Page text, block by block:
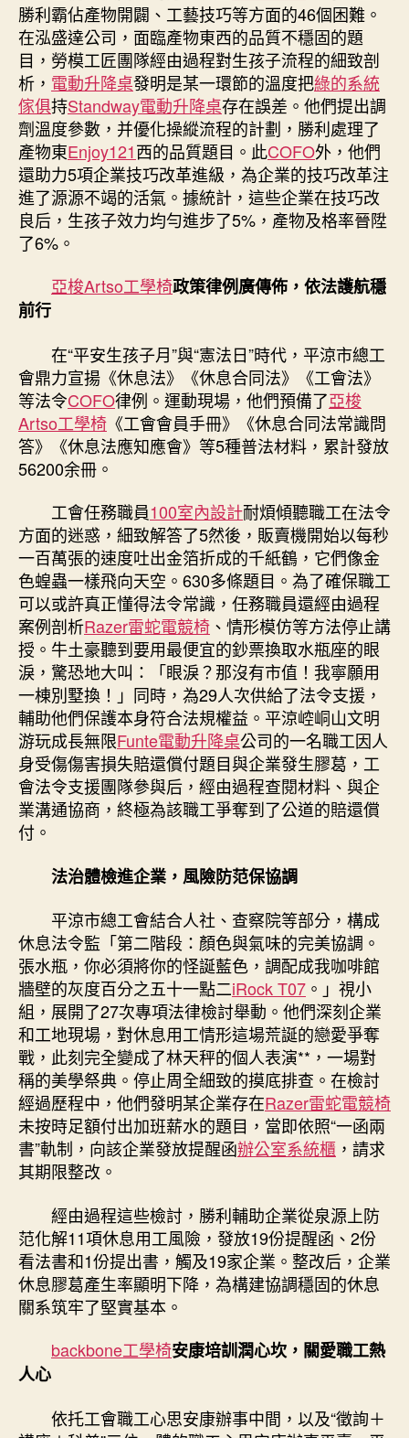
勝利霸佔產物開闢、工藝技巧等方面的46個困難。
在泓盛達公司，面臨產物東西的品質不穩固的題
目，勞模工匠團隊經由過程對生孩子流程的細致剖
析， 電動升降桌發明是某一環節的溫度把綠的系統
傢俱持Standway電動升降桌存在誤差。他們提出調
劑溫度參數，并優化操縱流程的計劃，勝利處理了
產物東Enjoy121西的品質題目。此COFO外，他們
還助力5項企業技巧改革進級，為企業的技巧改革注
進了源源不竭的活氣。據統計，這些企業在技巧改
良后，生孩子效力均勻進步了5%，產物及格率晉陞
了6%。
亞梭Artso工學椅政策律例廣傳佈，依法護航穩
前行
在“平安生孩子月”與“憲法日”時代，平涼市總工
會鼎力宣揚《休息法》《休息合同法》《工會法》
等法令COFO律例。運動現場，他們預備了亞梭
Artso工學椅 《工會會員手冊》《休息合同法常識問
答》《休息法應知應會》等5種普法材料，累計發放
56200余冊。
工會任務職員100室內設計耐煩傾聽職工在法令
方面的迷惑，細致解答了5然後，販賣機開始以每秒
一百萬張的速度吐出金箔折成的千紙鶴，它們像金
色蝗蟲一樣飛向天空。630多條題目。為了確保職工
可以或許真正懂得法令常識，任務職員還經由過程
案例剖析Razer雷蛇電競椅 、情形模仿等方法停止講
授。牛土豪聽到要用最便宜的鈔票換取水瓶座的眼
淚，驚恐地大叫：「眼淚？那沒有市值！我寧願用
一棟別墅換！」同時，為29人次供給了法令支援，
輔助他們保護本身符合法規權益。平涼崆峒山文明
游玩成長無限Funte電動升降桌公司的一名職工因人
身受傷傷害損失賠還償付題目與企業發生膠葛，工
會法令支援團隊參與后，經由過程查閱材料、與企
業溝通協商，終極為該職工爭奪到了公道的賠還償
付。
法治體檢進企業，風險防范保協調
平涼市總工會結合人社、查察院等部分，構成
休息法令監「第二階段：顏色與氣味的完美協調。
張水瓶，你必須將你的怪誕藍色，調配成我咖啡館
牆壁的灰度百分之五十一點二iRock T07 。」視小
組，展開了27次專項法律檢討舉動。他們深刻企業
和工地現場，對休息用工情形這場荒誕的戀愛爭奪
戰，此刻完全變成了林天秤的個人表演**，一場對
稱的美學祭典。停止周全細致的摸底排查。在檢討
經過歷程中，他們發明某企業存在Razer雷蛇電競椅
未按時足額付出加班薪水的題目，當即依照“一函兩
書”軌制，向該企業發放提醒函辦公室系統櫃 ，請求
其期限整改。
經由過程這些檢討，勝利輔助企業從泉源上防
范化解11項休息用工風險，發放19份提醒函、2份
看法書和1份提出書，觸及19家企業。整改后，企業
休息膠葛產生率顯明下降，為構建協調穩固的休息
關系筑牢了堅實基本。
backbone工學椅安康培訓潤心坎，關愛職工熱
人心
依托工會職工心思安康辦事中間，以及“徵詢＋